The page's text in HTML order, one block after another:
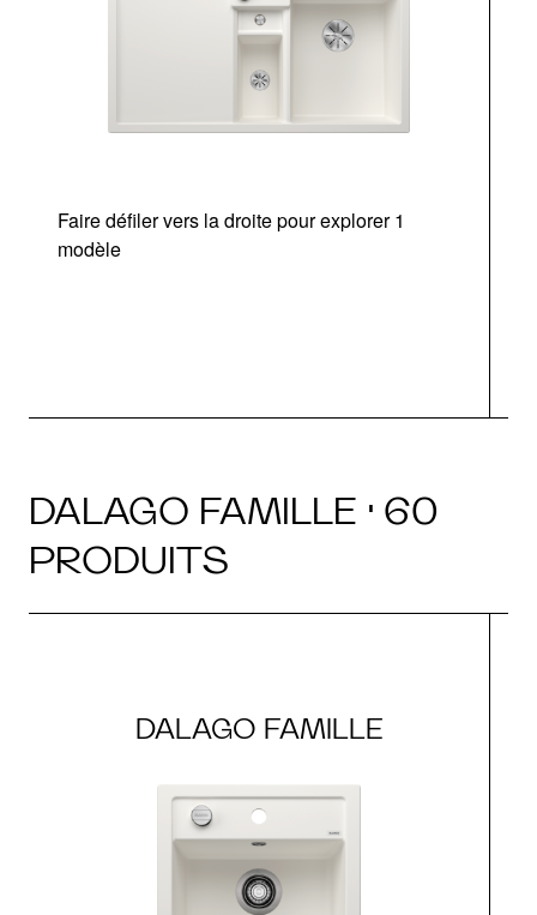
Faire défiler vers la droite pour explorer 1
modèle
DALAGO FAMILLE · 60
PRODUITS
DALAGO FAMILLE